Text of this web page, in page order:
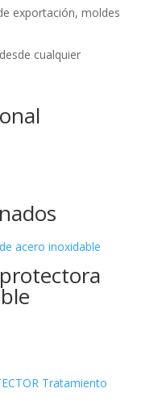
exportación, moldes
cualquier